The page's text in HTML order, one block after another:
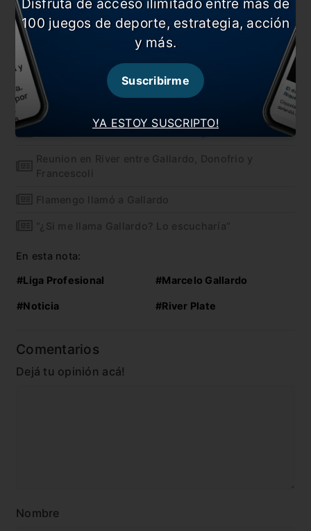
estuvieron presentes Lucas Pratto, Santiago
Sosa, Federico Girotti, Milton Casco, Javier Pinola
y Bruno Zuculini en un grupo, y Jorge Carrascal,
Rafael Borré, Paulo Díaz, Nicolás De La Cruz y
Augusto Aguirre en el otro.
También te puede interesar
A seis años del nacimiento de Napoleón
Reunion en River entre Gallardo, Donofrio y
Francescoli
Flamengo llamó a Gallardo
“¿Si me llama Gallardo? Lo escucharía”
En esta nota:
#Liga Profesional #Marcelo Gallardo
#Noticia #River Plate
Comentarios
Dejá tu opinión acá!
Nombre
YA ESTOY SUSCRIPTO!
Disfruta de acceso ilimitado entre más de
100 juegos de deporte, estrategia, acción
y más.
Suscribirme